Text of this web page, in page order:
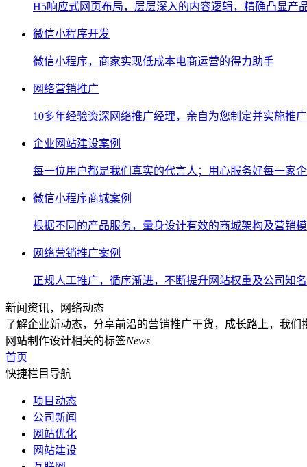
H5响应式网页布局，层层深入的内容逻辑，精确凸显产
微信小程序开发
微信小程序，商家实现低成本电商运营的得力助手
网络营销推广
10多年经验资深网络推广经理，亲自为您制定并实施推
企业网站建设案例
每一位用户都是我们真实的代言人；用心服务好每一家
微信小程序商城案例
根据不同的产品服务，量身设计有效的商城架构及营销
网络营销推广案例
正规人工推广，循序渐进，不断提升网站权重及公司知
新闻资讯，网络动态
了解企业新动态，分享前沿的营销推广干货，成长路上，我们
网站制作设计相关的标签News
首页
快捷栏目导航
项目动态
公司新闻
网站优化
网站建设